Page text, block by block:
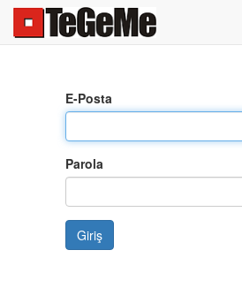
E-Posta
Parola
Giriş